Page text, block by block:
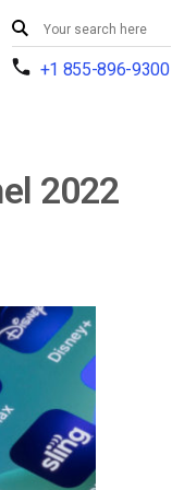
+1 855-896-9300
2022